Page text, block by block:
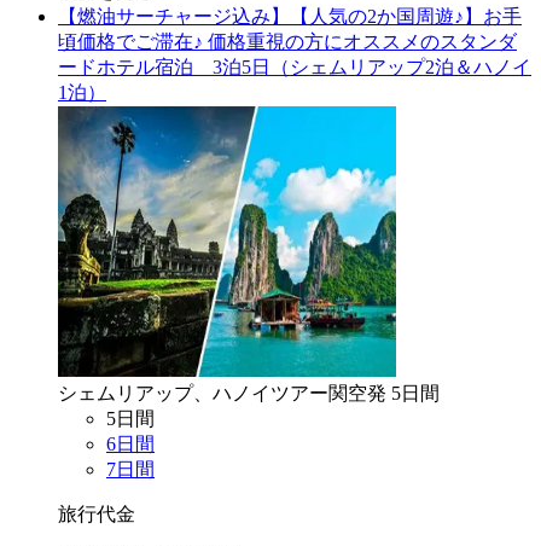
【燃油サーチャージ込み】【人気の2か国周遊♪】お手
頃価格でご滞在♪ 価格重視の方にオススメのスタンダ
ードホテル宿泊 3泊5日（シェムリアップ2泊＆ハノイ
1泊）
シェムリアップ、ハノイ ツアー関空発 5日間
5日間
6日間
7日間
旅行代金